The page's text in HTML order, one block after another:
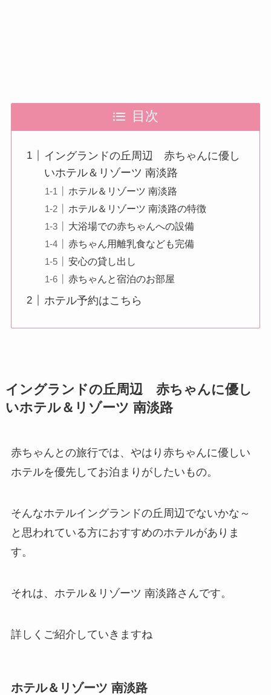
目次
イングランドの丘周辺 赤ちゃんに優し
いホテル＆リゾーツ 南淡路
ホテル＆リゾーツ 南淡路
ホテル＆リゾーツ 南淡路の特徴
大浴場での赤ちゃんへの設備
赤ちゃん用離乳食なども完備
安心の貸し出し
赤ちゃんと宿泊のお部屋
ホテル予約はこちら
イングランドの丘周辺 赤ちゃんに優し
いホテル＆リゾーツ 南淡路
赤ちゃんとの旅行では、やはり赤ちゃんに優しい
ホテルを優先してお泊まりがしたいもの。
そんなホテルイングランドの丘周辺でないかな～
と思われている方におすすめのホテルがありま
す。
それは、ホテル＆リゾーツ 南淡路さんです。
詳しくご紹介していきますね
ホテル＆リゾーツ 南淡路